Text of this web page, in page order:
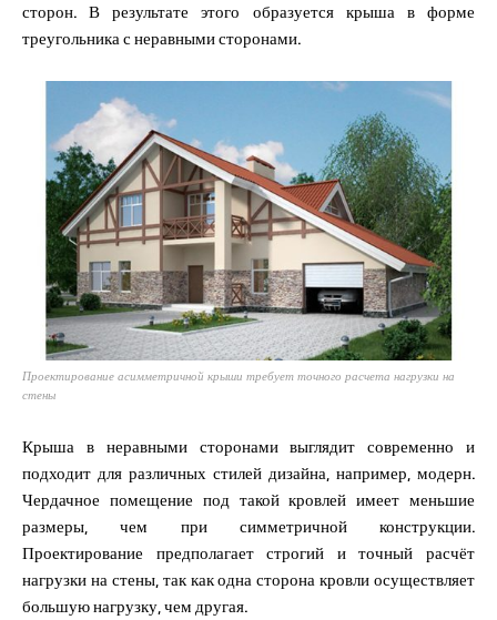
сторон. В результате этого образуется крыша в форме
треугольника с неравными сторонами.
Проектирование асимметричной крыши требует точного расчета нагрузки на
стены
Крыша в неравными сторонами выглядит современно и
подходит для различных стилей дизайна, например, модерн.
Чердачное помещение под такой кровлей имеет меньшие
размеры, чем при симметричной конструкции.
Проектирование предполагает строгий и точный расчёт
нагрузки на стены, так как одна сторона кровли осуществляет
большую нагрузку, чем другая.